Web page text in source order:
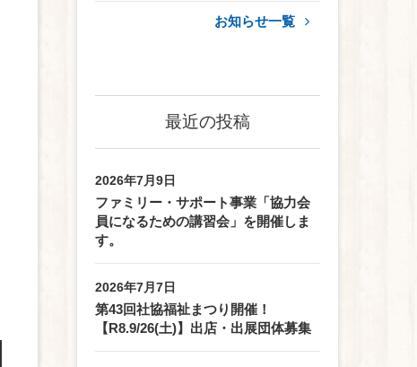
お知らせ一覧
最近の投稿
2026年7月9日
ファミリー・サポート事業「協力会
員になるための講習会」を開催しま
す。
2026年7月7日
第43回社協福祉まつり開催！
【R8.9/26(土)】出店・出展団体募集